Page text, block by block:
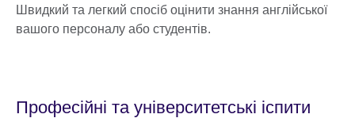
Швидкий та легкий спосіб оцінити знання англійської
вашого персоналу або студентів.
Професійні та університетські іспити